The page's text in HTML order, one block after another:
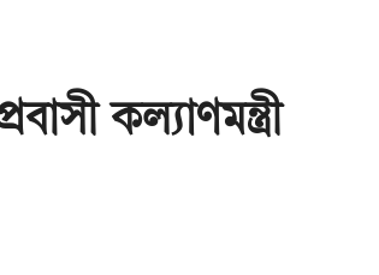
কল্যাণমন্ত্রী